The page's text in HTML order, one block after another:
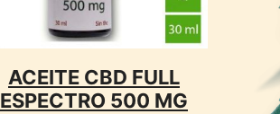
ACEITE CBD FULL
ESPECTRO 500 MG